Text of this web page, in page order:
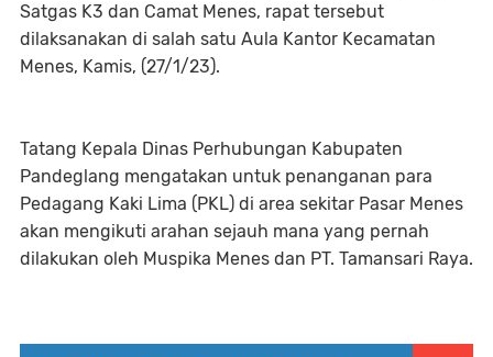
Satgas K3 dan Camat Menes, rapat tersebut
dilaksanakan di salah satu Aula Kantor Kecamatan
Menes, Kamis, (27/1/23).
Tatang Kepala Dinas Perhubungan Kabupaten
Pandeglang mengatakan untuk penanganan para
Pedagang Kaki Lima (PKL) di area sekitar Pasar Menes
akan mengikuti arahan sejauh mana yang pernah
dilakukan oleh Muspika Menes dan PT. Tamansari Raya.